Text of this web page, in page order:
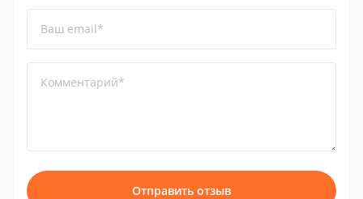
Ваш email*
Комментарий*
Отправить отзыв